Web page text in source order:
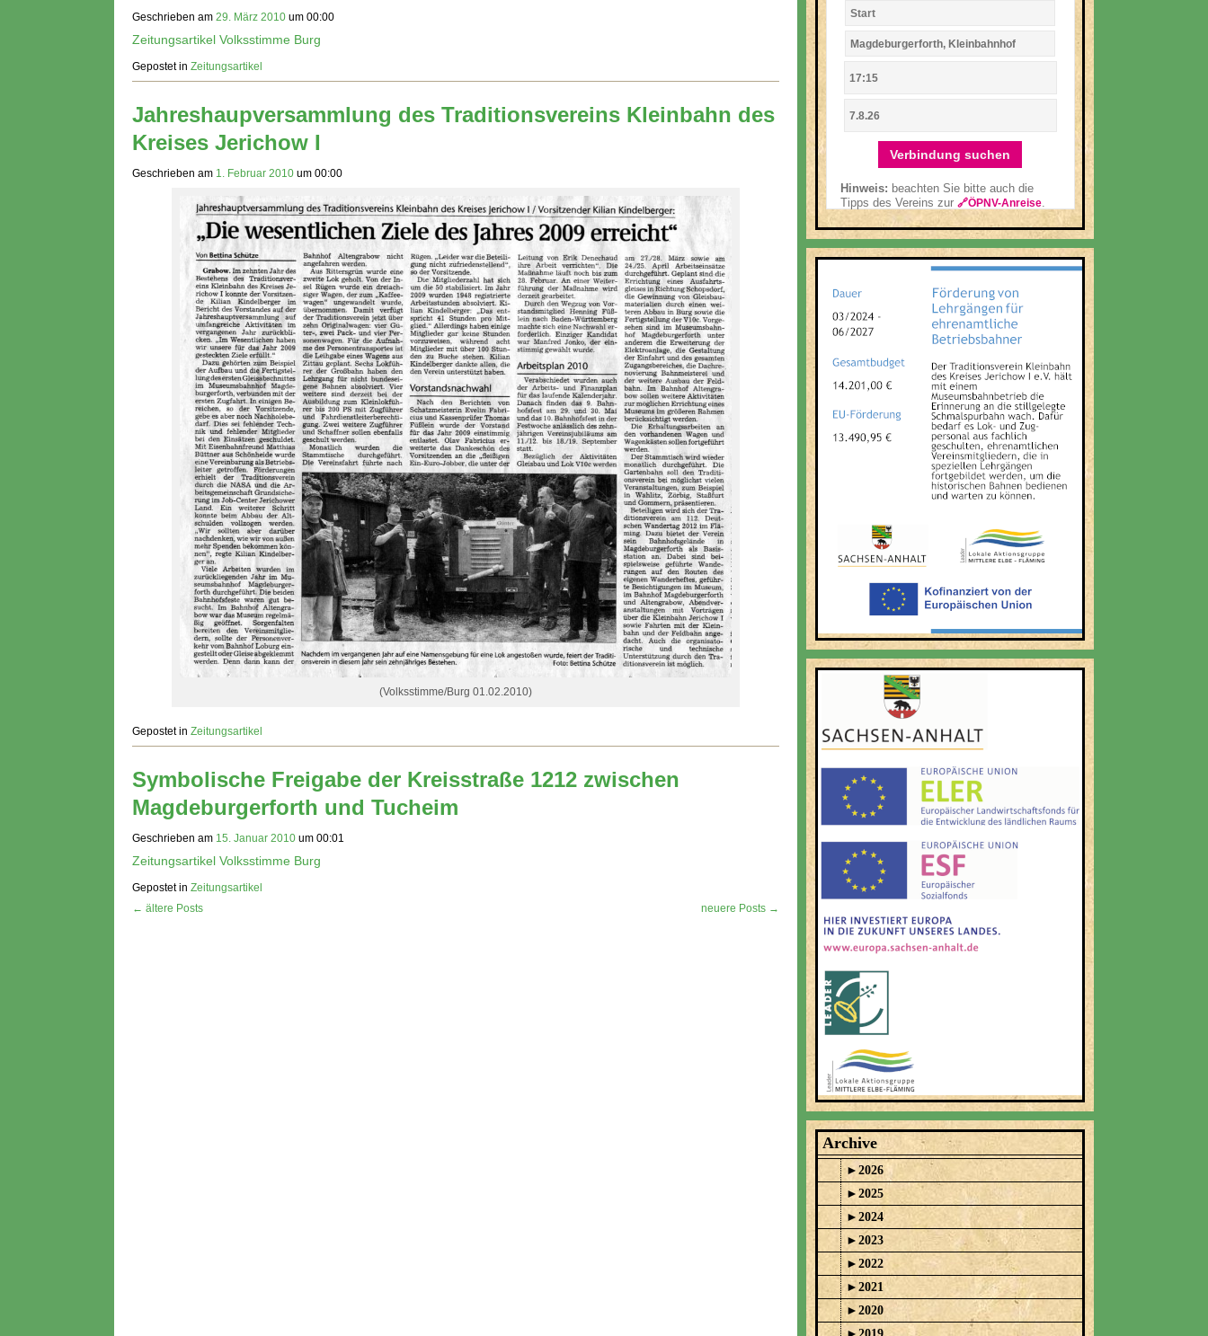
Geschrieben am 29. März 2010 um 00:00
Zeitungsartikel Volksstimme Burg
Gepostet in Zeitungsartikel
Jahreshaupversammlung des Traditionsvereins Kleinbahn des
Kreises Jerichow I
Geschrieben am 1. Februar 2010 um 00:00
(Volksstimme/Burg 01.02.2010)
Gepostet in Zeitungsartikel
Symbolische Freigabe der Kreisstraße 1212 zwischen
Magdeburgerforth und Tucheim
Geschrieben am 15. Januar 2010 um 00:01
Zeitungsartikel Volksstimme Burg
Gepostet in Zeitungsartikel
← ältere Posts
neuere Posts →
Verbindung suchen
Hinweis: beachten Sie bitte auch die
Tipps des Vereins zur 🔗ÖPNV-Anreise.
Archive
► 2026
► 2025
► 2024
► 2023
► 2022
► 2021
► 2020